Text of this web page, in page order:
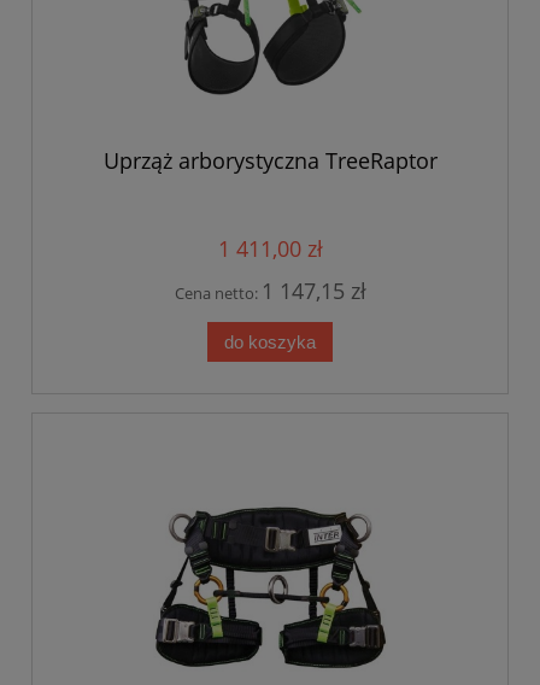
Uprząż arborystyczna TreeRaptor
1 411,00 zł
Cena netto: 1 147,15 zł
do koszyka